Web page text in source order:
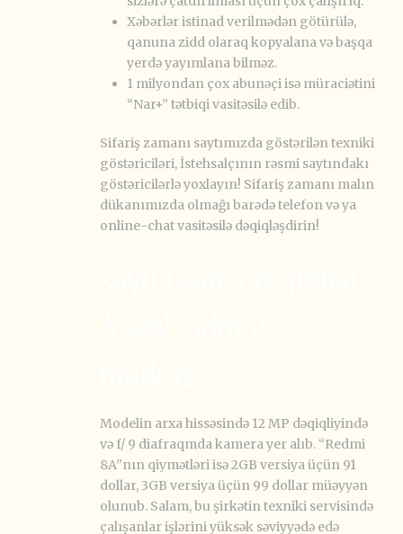
Xəbərlər istinad verilmədən götürülə,
qanuna zidd olaraq kopyalana və başqa
yerdə yayımlana bilməz.
1 milyondan çox abunəçi isə müraciətini
“Nar+” tətbiqi vasitəsilə edib.
Sifariş zamanı saytımızda göstərilən texniki
göstəriciləri, İstehsalçının rəsmi saytındakı
göstəricilərlə yoxlayın! Sifariş zamanı malın
dükanımızda olmağı barədə telefon və ya
online-chat vasitəsilə dəqiqləşdirin!
Modelin arxa hissəsində 12 MP dəqiqliyində
və f/ 9 diafraqmda kamera yer alıb. “Redmi
8A”nın qiymətləri isə 2GB versiya üçün 91
dollar, 3GB versiya üçün 99 dollar müəyyən
olunub. Salam, bu şirkətin texniki servisində
çalışanlar işlərini yüksək səviyyədə edə